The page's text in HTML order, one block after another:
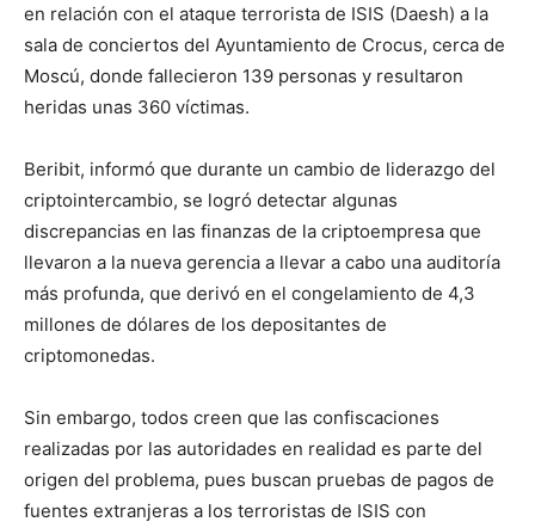
en relación con el ataque terrorista de ISIS (Daesh) a la
sala de conciertos del Ayuntamiento de Crocus, cerca de
Moscú, donde fallecieron 139 personas y resultaron
heridas unas 360 víctimas.
Beribit, informó que durante un cambio de liderazgo del
criptointercambio, se logró detectar algunas
discrepancias en las finanzas de la criptoempresa que
llevaron a la nueva gerencia a llevar a cabo una auditoría
más profunda, que derivó en el congelamiento de 4,3
millones de dólares de los depositantes de
criptomonedas.
Sin embargo, todos creen que las confiscaciones
realizadas por las autoridades en realidad es parte del
origen del problema, pues buscan pruebas de pagos de
fuentes extranjeras a los terroristas de ISIS con